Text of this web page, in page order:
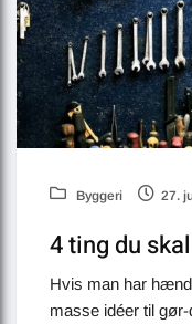
Byggeri 27.
4 ting du
Hvis man har
masse idéer til